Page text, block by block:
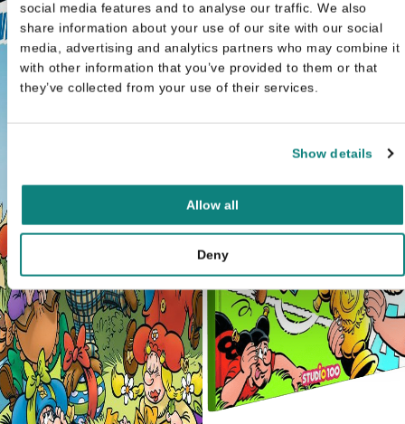
social media features and to analyse our traffic. We also
share information about your use of our site with our social
media, advertising and analytics partners who may combine it
with other information that you’ve provided to them or that
they’ve collected from your use of their services.
Show details
Allow all
Deny